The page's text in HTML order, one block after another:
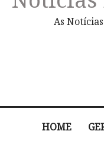
As
HOME